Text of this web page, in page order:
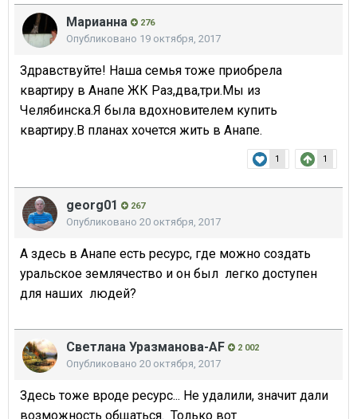
Марианна 276
Опубликовано 19 октября, 2017
Здравствуйте! Наша семья тоже приобрела
квартиру в Анапе ЖК Раз,два,три.Мы из
Челябинска.Я была вдохновителем купить
квартиру.В планах хочется жить в Анапе.
1 1
georg01 267
Опубликовано 20 октября, 2017
А здесь в Анапе есть ресурс, где можно создать
уральское землячество и он был легко доступен
для наших людей?
Светлана Уразманова-AF 2 002
Опубликовано 20 октября, 2017
Здесь тоже вроде ресурс... Не удалили, значит дали
возможность общаться. Только вот